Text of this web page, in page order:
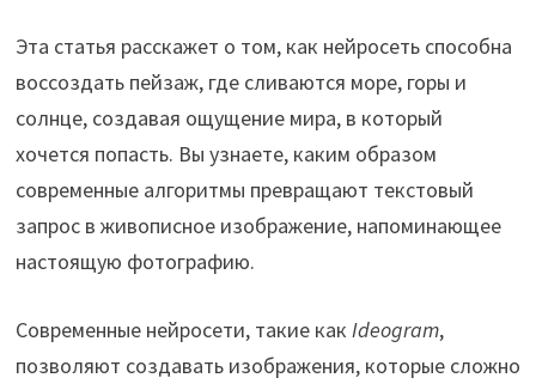
Эта статья расскажет о том, как нейросеть способна
воссоздать пейзаж, где сливаются море, горы и
солнце, создавая ощущение мира, в который
хочется попасть. Вы узнаете, каким образом
современные алгоритмы превращают текстовый
запрос в живописное изображение, напоминающее
настоящую фотографию.
Современные нейросети, такие как Ideogram,
позволяют создавать изображения, которые сложно